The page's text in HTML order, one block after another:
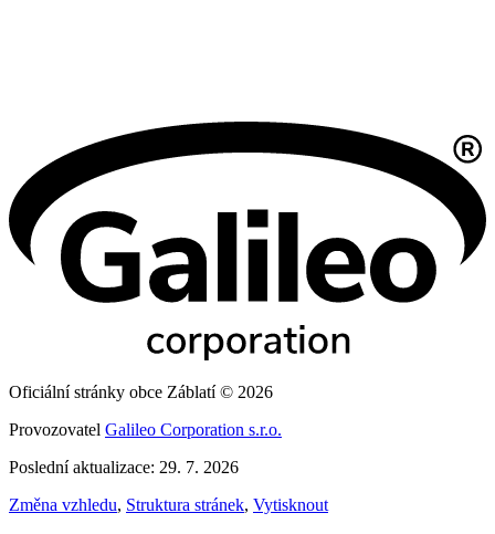
Oficiální stránky obce Záblatí © 2026
Provozovatel Galileo Corporation s.r.o.
Poslední aktualizace: 29. 7. 2026
Změna vzhledu, Struktura stránek, Vytisknout